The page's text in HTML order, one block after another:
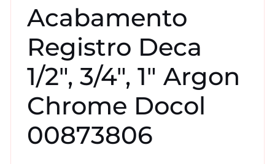
Acabamento
Registro Deca
1/2″, 3/4″, 1″ Argon
Chrome Docol
00873806